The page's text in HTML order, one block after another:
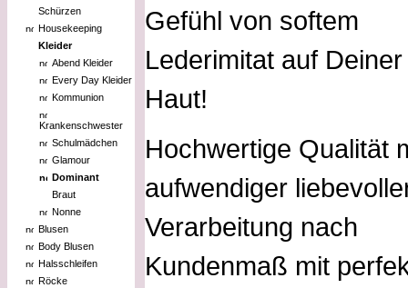
Schürzen
Housekeeping
Kleider
Abend Kleider
Every Day Kleider
Kommunion
Krankenschwester
Schulmädchen
Glamour
Dominant
Braut
Nonne
Blusen
Body Blusen
Halsschleifen
Röcke
Gefühl von softem
Lederimitat auf Deiner
Haut!
Hochwertige Qualität
aufwendiger
Verarbeitung nach
Kundenmaß mit